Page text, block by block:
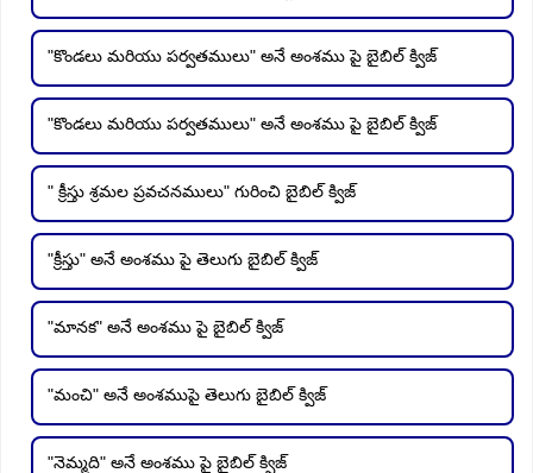
"కొండలు మరియు పర్వతములు" అనే అంశము పై బైబిల్ క్విజ్
"కొండలు మరియు పర్వతములు" అనే అంశము పై బైబిల్ క్విజ్
" క్రీస్తు శ్రమల ప్రవచనములు" గురించి బైబిల్ క్విజ్
"క్రీస్తు" అనే అంశము పై తెలుగు బైబిల్ క్విజ్
"మానక" అనే అంశము పై బైబిల్ క్విజ్
"మంచి" అనే అంశముపై తెలుగు బైబిల్ క్విజ్
"నెమ్మది" అనే అంశము పై బైబిల్ క్విజ్